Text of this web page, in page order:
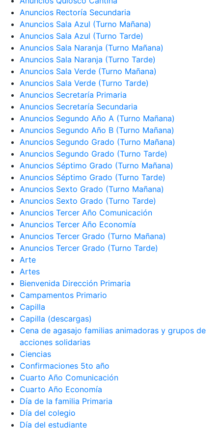
Anuncios Rectoría Secundaria
Anuncios Sala Azul (Turno Mañana)
Anuncios Sala Azul (Turno Tarde)
Anuncios Sala Naranja (Turno Mañana)
Anuncios Sala Naranja (Turno Tarde)
Anuncios Sala Verde (Turno Mañana)
Anuncios Sala Verde (Turno Tarde)
Anuncios Secretaría Primaria
Anuncios Secretaría Secundaria
Anuncios Segundo Año A (Turno Mañana)
Anuncios Segundo Año B (Turno Mañana)
Anuncios Segundo Grado (Turno Mañana)
Anuncios Segundo Grado (Turno Tarde)
Anuncios Séptimo Grado (Turno Mañana)
Anuncios Séptimo Grado (Turno Tarde)
Anuncios Sexto Grado (Turno Mañana)
Anuncios Sexto Grado (Turno Tarde)
Anuncios Tercer Año Comunicación
Anuncios Tercer Año Economía
Anuncios Tercer Grado (Turno Mañana)
Anuncios Tercer Grado (Turno Tarde)
Arte
Artes
Bienvenida Dirección Primaria
Campamentos Primario
Capilla
Capilla (descargas)
Cena de agasajo familias animadoras y grupos de
acciones solidarias
Ciencias
Confirmaciones 5to año
Cuarto Año Comunicación
Cuarto Año Economía
Día de la familia Primaria
Día del colegio
Día del estudiante